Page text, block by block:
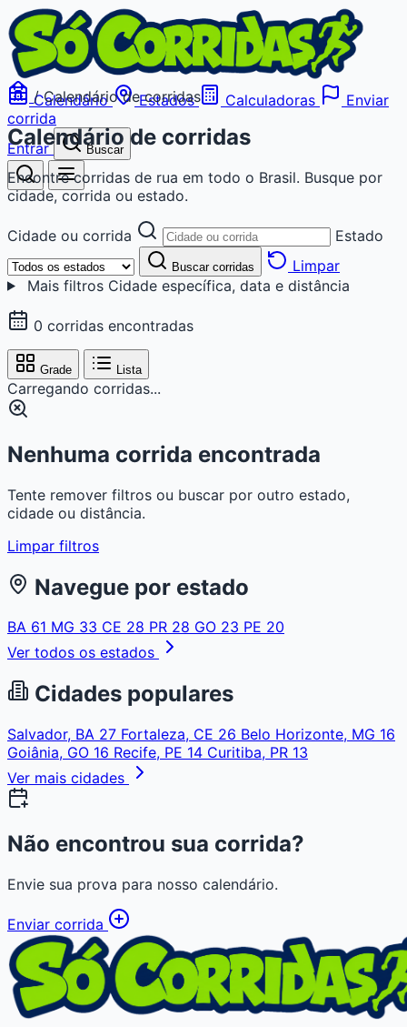
Calendário Estados Calculadoras
Enviar
corrida
Entrar
Buscar
/ Calendário de corridas
Calendário de corridas
Encontre corridas de rua em todo o Brasil. Busque por
cidade, corrida ou estado.
Cidade ou corrida Estado
Buscar corridas
Limpar
Mais filtros Cidade específica, data e distância
0 corridas encontradas
Grade Lista
Carregando corridas...
Nenhuma corrida encontrada
Tente remover filtros ou buscar por outro estado,
cidade ou distância.
Limpar filtros
Navegue por estado
BA 61 MG 33 CE 28 PR 28 GO 23 PE 20
Ver todos os estados
Cidades populares
Salvador, BA 27 Fortaleza, CE 26 Belo Horizonte, MG 16
Goiânia, GO 16 Recife, PE 14 Curitiba, PR 13
Ver mais cidades
Não encontrou sua corrida?
Envie sua prova para nosso calendário.
Enviar corrida